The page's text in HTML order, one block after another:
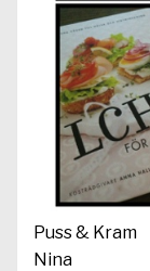
Puss & Kram
Nina